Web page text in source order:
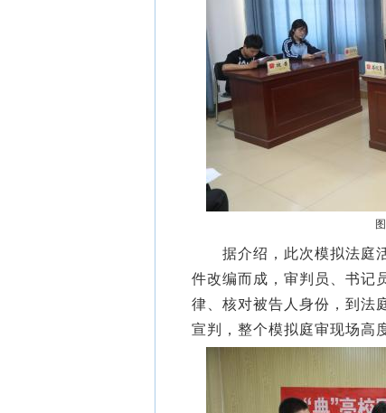
据介绍，此次模拟法庭活
件改编而成，审判员、书记
律、核对被告人身份，到法
宣判，整个模拟庭审现场高